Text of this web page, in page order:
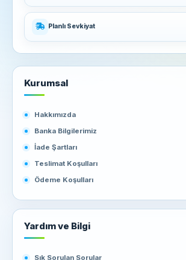
Planlı Sevkiyat
Kurumsal
Hakkımızda
Banka Bilgilerimiz
İade Şartları
Teslimat Koşulları
Ödeme Koşulları
Yardım ve Bilgi
Sık Sorulan Sorular